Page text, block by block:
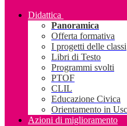
Didattica
Panoramica
Offerta formativa
I progetti delle classi
Libri di Testo
Programmi svolti
PTOF
CLIL
Educazione Civica
Orientamento in
Azioni di miglioramento